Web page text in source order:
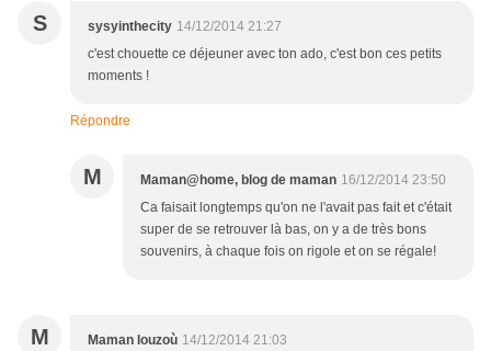
S sysyinthecity 14/12/2014 21:27
c'est chouette ce déjeuner avec ton ado, c'est bon ces petits
moments !
Répondre
M Maman@home, blog de maman 16/12/2014 23:50
Ca faisait longtemps qu'on ne l'avait pas fait et c'était
super de se retrouver là bas, on y a de très bons
souvenirs, à chaque fois on rigole et on se régale!
M Maman louzoù 14/12/2014 21:03